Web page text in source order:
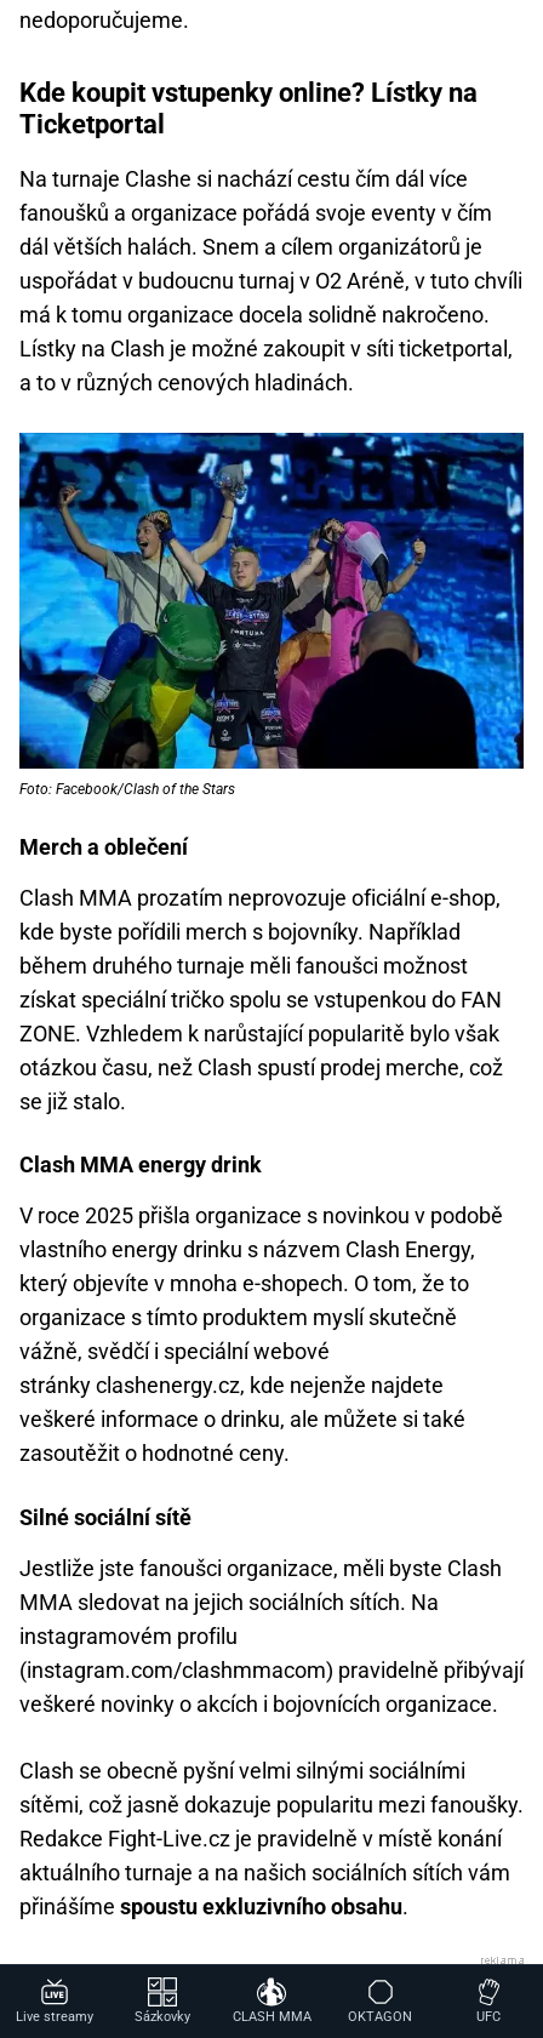
nedoporučujeme.
Kde koupit vstupenky online? Lístky na
Ticketportal
Na turnaje Clashe si nachází cestu čím dál více
fanoušků a organizace pořádá svoje eventy v čím
dál větších halách. Snem a cílem organizátorů je
uspořádat v budoucnu turnaj v O2 Aréně, v tuto chvíli
má k tomu organizace docela solidně nakročeno.
Lístky na Clash je možné zakoupit v síti ticketportal,
a to v různých cenových hladinách.
Foto: Facebook/Clash of the Stars
Merch a oblečení
Clash MMA prozatím neprovozuje oficiální e-shop,
kde byste pořídili merch s bojovníky. Například
během druhého turnaje měli fanoušci možnost
získat speciální tričko spolu se vstupenkou do FAN
ZONE. Vzhledem k narůstající popularitě bylo však
otázkou času, než Clash spustí prodej merche, což
se již stalo.
Clash MMA energy drink
V roce 2025 přišla organizace s novinkou v podobě
vlastního energy drinku s názvem Clash Energy,
který objevíte v mnoha e-shopech. O tom, že to
organizace s tímto produktem myslí skutečně
vážně, svědčí i speciální webové
stránky clashenergy.cz, kde nejenže najdete
veškeré informace o drinku, ale můžete si také
zasoutěžit o hodnotné ceny.
Silné sociální sítě
Jestliže jste fanoušci organizace, měli byste Clash
MMA sledovat na jejich sociálních sítích. Na
instagramovém profilu
(instagram.com/clashmmacom) pravidelně přibývají
veškeré novinky o akcích i bojovnících organizace.
Clash se obecně pyšní velmi silnými sociálními
sítěmi, což jasně dokazuje popularitu mezi fanoušky.
Redakce Fight-Live.cz je pravidelně v místě konání
aktuálního turnaje a na našich sociálních sítích vám
přinášíme spoustu exkluzivního obsahu.
Live streamy Sázkovky CLASH MMA OKTAGON UFC